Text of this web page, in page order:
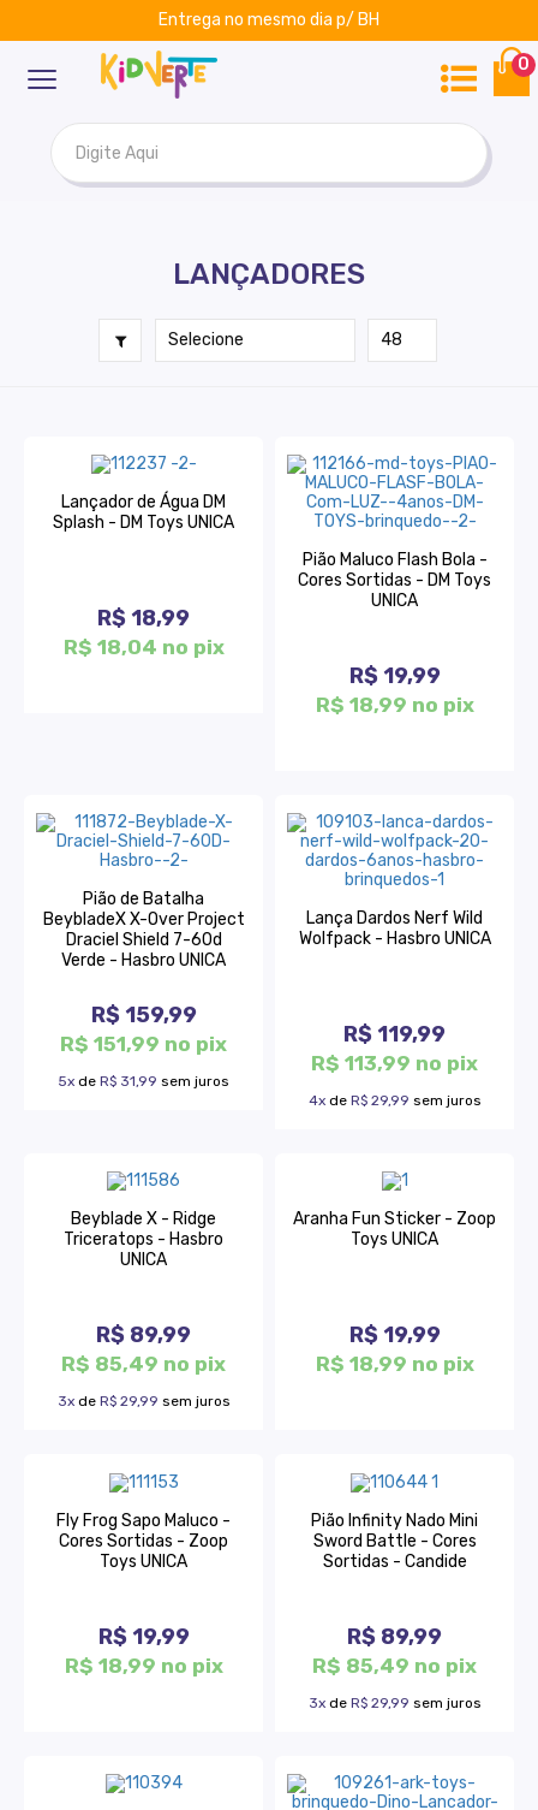
Entrega no mesmo dia p/ BH
0
Kidverte
LANÇADORES
Lançador de Água DM
Splash - DM Toys UNICA
R$ 18,99
R$ 18,04 no pix
Pião Maluco Flash Bola -
Cores Sortidas - DM Toys
UNICA
R$ 19,99
R$ 18,99 no pix
Pião de Batalha
BeybladeX X-Over Project
Draciel Shield 7-60d
Verde - Hasbro UNICA
R$ 159,99
R$ 151,99 no pix
5x de R$ 31,99 sem juros
Lança Dardos Nerf Wild
Wolfpack - Hasbro UNICA
R$ 119,99
R$ 113,99 no pix
4xde R$ 29,99 sem juros
Beyblade X - Ridge
Triceratops - Hasbro
UNICA
R$ 89,99
R$ 85,49 no pix
3xde R$ 29,99 sem juros
Aranha Fun Sticker - Zoop
Toys UNICA
R$ 19,99
R$ 18,99 no pix
Fly Frog Sapo Maluco -
Cores Sortidas - Zoop
Toys UNICA
R$ 19,99
R$ 18,99 no pix
Pião Infinity Nado Mini
Sword Battle - Cores
Sortidas - Candide
R$ 89,99
R$ 85,49 no pix
3xde R$ 29,99 sem juros